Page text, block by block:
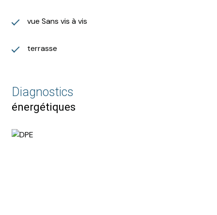
vue Sans vis à vis
terrasse
Diagnostics
énergétiques